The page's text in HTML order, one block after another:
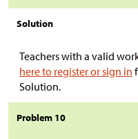
Solution
Teachers with a valid
here to register or sign in
Solution.
Problem 10